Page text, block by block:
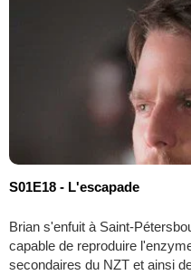
S01E18 - L'escapade
Brian s'enfuit à Saint-
capable de reproduire
secondaires du NZT et ainsi